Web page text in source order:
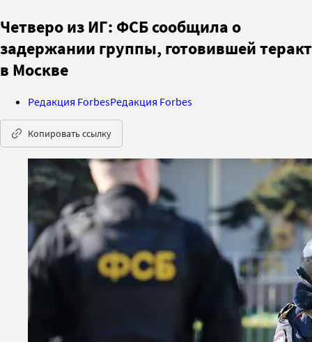
Четверо из ИГ: ФСБ сообщила о
задержании группы, готовившей теракт
в Москве
Редакция ForbesРедакция Forbes
Копировать ссылку